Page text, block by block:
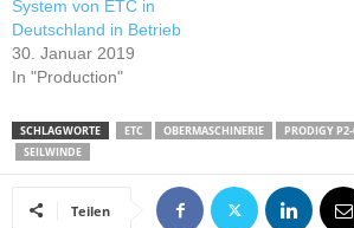
System von ETC in
Deutschland in Betrieb
30. Januar 2019
In "Production"
SCHLAGWORTE ETC OBERMASCHINERIE PRODIGY
SEILWINDE
Teilen